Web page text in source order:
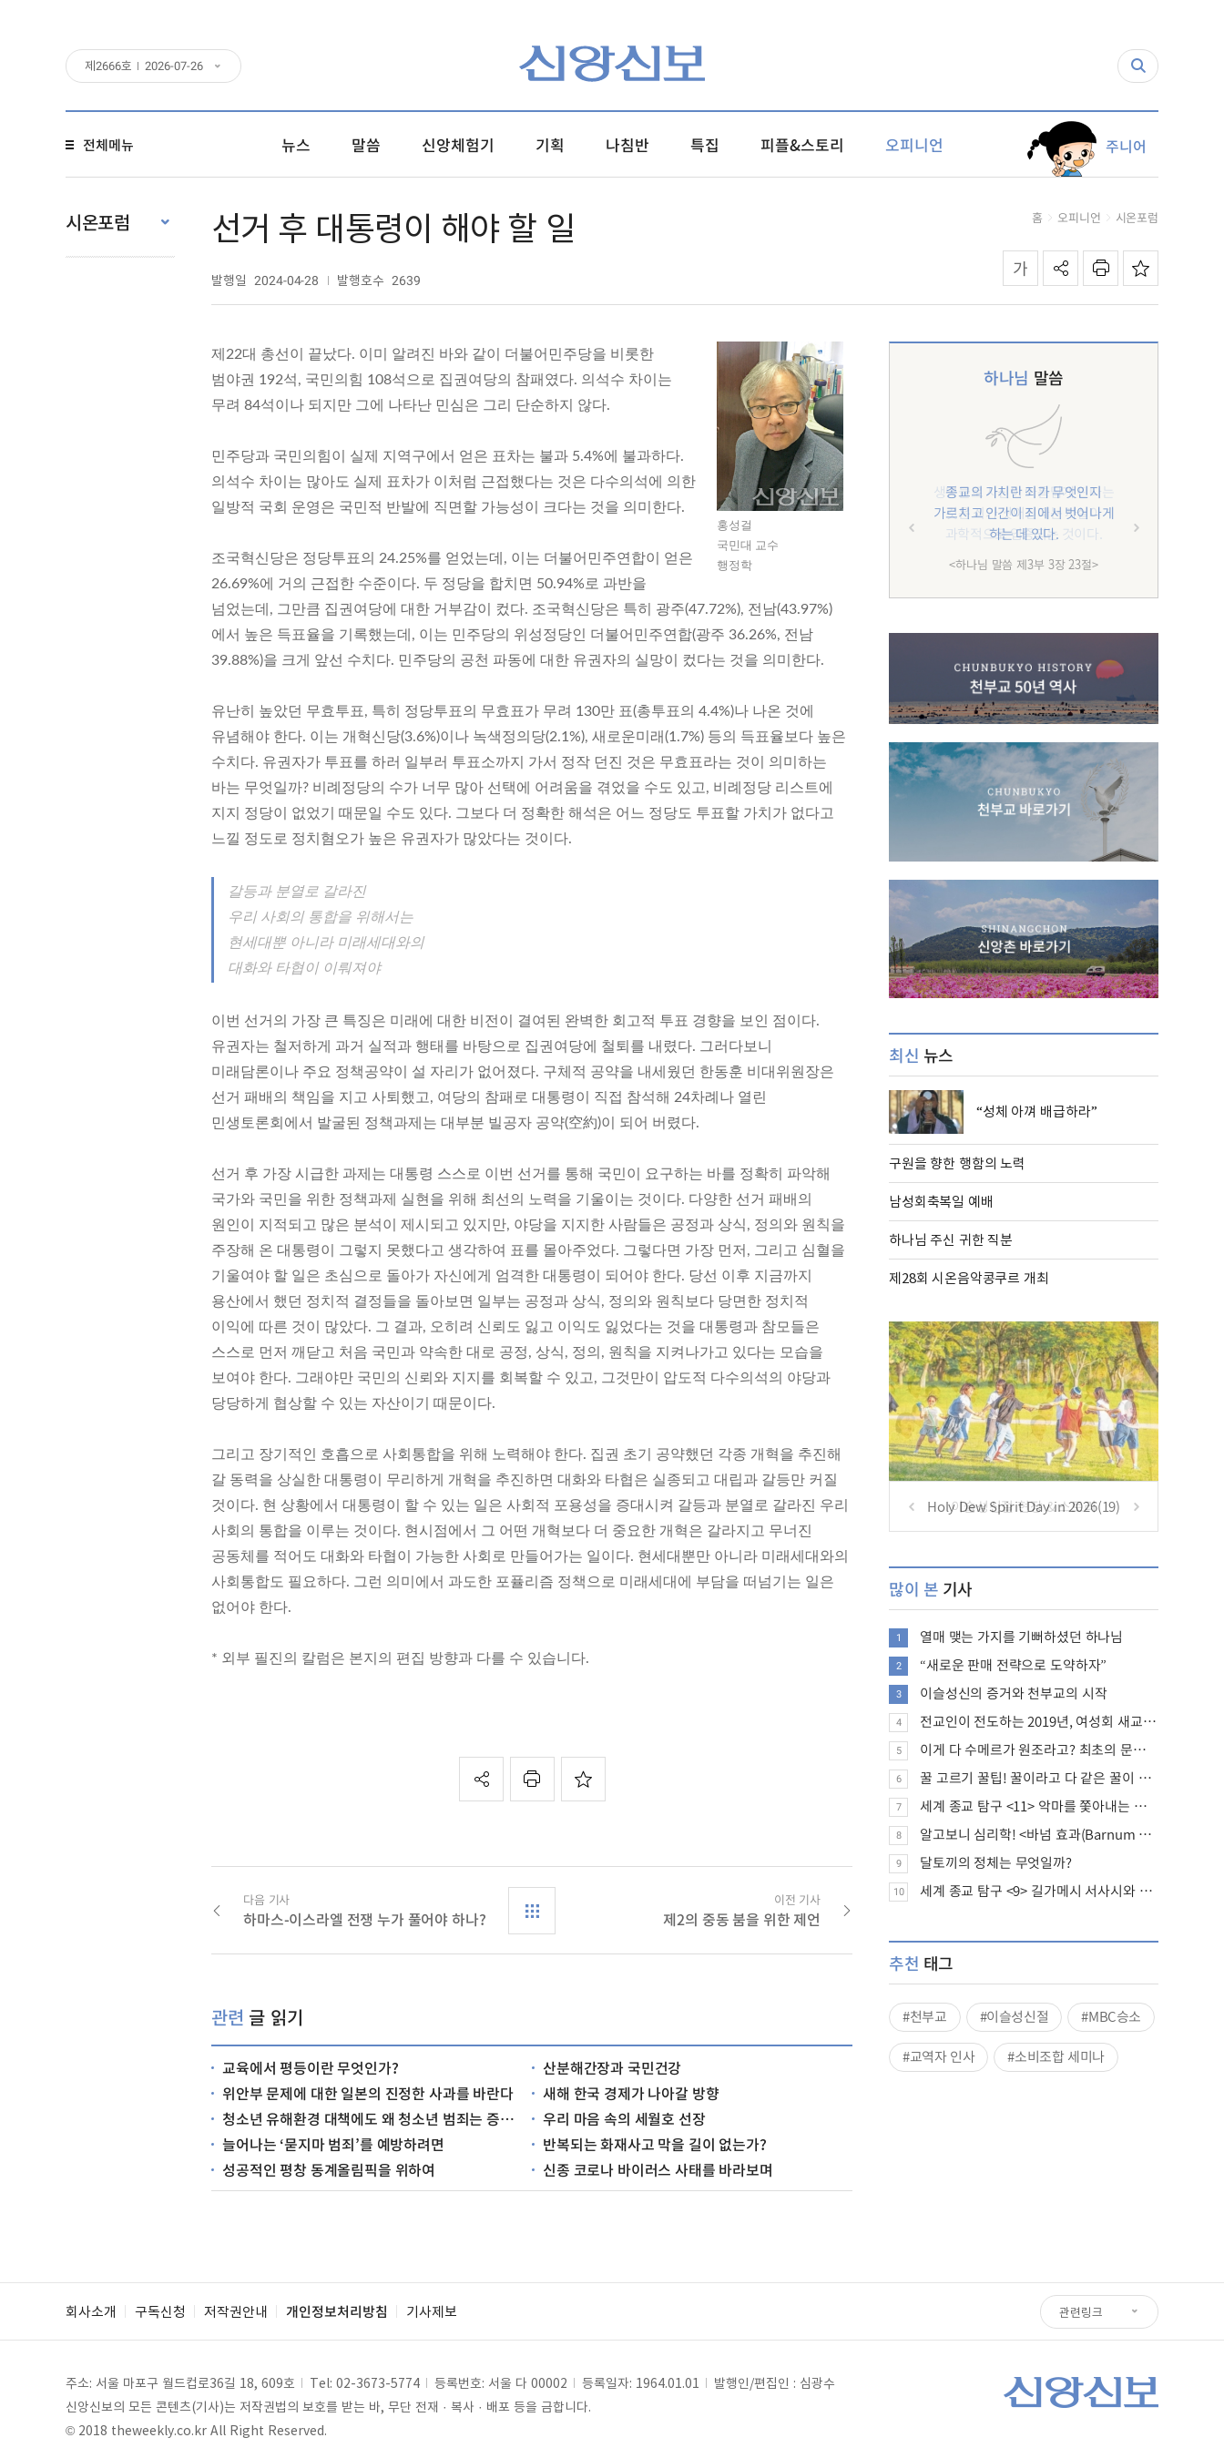
제 2666호 2026-07-26
전체메뉴 뉴스 말씀 신앙체험기 기획 나침반 특집 피플&스토리 오피니언 주니어
시온포럼 선거 후 대통령이 해야 할 일
발행일 2024-04-28 발행호수 2639
홈 오피니언 시온포럼
홍성걸
국민대 교수
행정학
제22대 총선이 끝났다. 이미 알려진 바와 같이 더불어민주당을 비롯한
범야권 192석, 국민의힘 108석으로 집권여당의 참패였다. 의석수 차이는
무려 84석이나 되지만 그에 나타난 민심은 그리 단순하지 않다.
민주당과 국민의힘이 실제 지역구에서 얻은 표차는 불과 5.4%에 불과하다.
의석수 차이는 많아도 실제 표차가 이처럼 근접했다는 것은 다수의석에 의한
일방적 국회 운영은 국민적 반발에 직면할 가능성이 크다는 것을 의미한다.
조국혁신당은 정당투표의 24.25%를 얻었는데, 이는 더불어민주연합이 얻은
26.69%에 거의 근접한 수준이다. 두 정당을 합치면 50.94%로 과반을
넘었는데, 그만큼 집권여당에 대한 거부감이 컸다. 조국혁신당은 특히 광주(47.72%), 전남(43.97%)
에서 높은 득표율을 기록했는데, 이는 민주당의 위성정당인 더불어민주연합(광주 36.26%, 전남
39.88%)을 크게 앞선 수치다. 민주당의 공천 파동에 대한 유권자의 실망이 컸다는 것을 의미한다.
유난히 높았던 무효투표, 특히 정당투표의 무효표가 무려 130만 표(총투표의 4.4%)나 나온 것에
유념해야 한다. 이는 개혁신당(3.6%)이나 녹색정의당(2.1%), 새로운미래(1.7%) 등의 득표율보다 높은
수치다. 유권자가 투표를 하러 일부러 투표소까지 가서 정작 던진 것은 무효표라는 것이 의미하는
바는 무엇일까? 비례정당의 수가 너무 많아 선택에 어려움을 겪었을 수도 있고, 비례정당 리스트에
지지 정당이 없었기 때문일 수도 있다. 그보다 더 정확한 해석은 어느 정당도 투표할 가치가 없다고
느낄 정도로 정치혐오가 높은 유권자가 많았다는 것이다.
갈등과 분열로 갈라진
우리 사회의 통합을 위해서는
현세대뿐 아니라 미래세대와의
대화와 타협이 이뤄져야
이번 선거의 가장 큰 특징은 미래에 대한 비전이 결여된 완벽한 회고적 투표 경향을 보인 점이다.
유권자는 철저하게 과거 실적과 행태를 바탕으로 집권여당에 철퇴를 내렸다. 그러다보니
미래담론이나 주요 정책공약이 설 자리가 없어졌다. 구체적 공약을 내세웠던 한동훈 비대위원장은
선거 패배의 책임을 지고 사퇴했고, 여당의 참패로 대통령이 직접 참석해 24차례나 열린
민생토론회에서 발굴된 정책과제는 대부분 빌공자 공약(空約)이 되어 버렸다.
선거 후 가장 시급한 과제는 대통령 스스로 이번 선거를 통해 국민이 요구하는 바를 정확히 파악해
국가와 국민을 위한 정책과제 실현을 위해 최선의 노력을 기울이는 것이다. 다양한 선거 패배의
원인이 지적되고 많은 분석이 제시되고 있지만, 야당을 지지한 사람들은 공정과 상식, 정의와 원칙을
주장해 온 대통령이 그렇지 못했다고 생각하여 표를 몰아주었다. 그렇다면 가장 먼저, 그리고 심혈을
기울여야 할 일은 초심으로 돌아가 자신에게 엄격한 대통령이 되어야 한다. 당선 이후 지금까지
용산에서 했던 정치적 결정들을 돌아보면 일부는 공정과 상식, 정의와 원칙보다 당면한 정치적
이익에 따른 것이 많았다. 그 결과, 오히려 신뢰도 잃고 이익도 잃었다는 것을 대통령과 참모들은
스스로 먼저 깨닫고 처음 국민과 약속한 대로 공정, 상식, 정의, 원칙을 지켜나가고 있다는 모습을
보여야 한다. 그래야만 국민의 신뢰와 지지를 회복할 수 있고, 그것만이 압도적 다수의석의 야당과
당당하게 협상할 수 있는 자산이기 때문이다.
그리고 장기적인 호흡으로 사회통합을 위해 노력해야 한다. 집권 초기 공약했던 각종 개혁을 추진해
갈 동력을 상실한 대통령이 무리하게 개혁을 추진하면 대화와 타협은 실종되고 대립과 갈등만 커질
것이다. 현 상황에서 대통령이 할 수 있는 일은 사회적 포용성을 증대시켜 갈등과 분열로 갈라진 우리
사회의 통합을 이루는 것이다. 현시점에서 그 어떤 개혁보다 더 중요한 개혁은 갈라지고 무너진
공동체를 적어도 대화와 타협이 가능한 사회로 만들어가는 일이다. 현세대뿐만 아니라 미래세대와의
사회통합도 필요하다. 그런 의미에서 과도한 포퓰리즘 정책으로 미래세대에 부담을 떠넘기는 일은
없어야 한다.
* 외부 필진의 칼럼은 본지의 편집 방향과 다를 수 있습니다.
다음 기사
하마스-이스라엘 전쟁 누가 풀어야 하나?
이전 기사
제2의 중동 붐을 위한 제언
관련 글 읽기
교육에서 평등이란 무엇인가?
산분해간장과 국민건강
위안부 문제에 대한 일본의 진정한 사과를 바란다
새해 한국 경제가 나아갈 방향
청소년 유해환경 대책에도 왜 청소년 범죄는 증가하나?
우리 마음 속의 세월호 선장
늘어나는 ‘묻지마 범죄’를 예방하려면
반복되는 화재사고 막을 길이 없는가?
성공적인 평창 동계올림픽을 위하여
신종 코로나 바이러스 사태를 바라보며
하나님 말씀
종교의 가치란 죄가 무엇인지
가르치고 인간이 죄에서 벗어나게
하는 데 있다.
<하나님 말씀 제3부 3장 23절>
최신 뉴스
“성체 아껴 배급하라”
구원을 향한 행함의 노력
남성회축복일 예배
하나님 주신 귀한 직분
제28회 시온음악콩쿠르 개최
Holy Dew Spirit Day in 2026(19)
많이 본 기사
1 열매 맺는 가지를 기뻐하셨던 하나님
2 “새로운 판매 전략으로 도약하자”
3 이슬성신의 증거와 천부교의 시작
4 전교인이 전도하는 2019년, 여성회 새교인 증가 추세
5 이게 다 수메르가 원조라고? 최초의 문명, 수메르는 어떤 문명이었을까?
6 꿀 고르기 꿀팁! 꿀이라고 다 같은 꿀이 아니다!
7 세계 종교 탐구 <11> 악마를 쫓아내는 의식의 뿌리에 대하여
8 알고보니 심리학! <바넘 효과(Barnum effect)>
9 달토끼의 정체는 무엇일까?
10 세계 종교 탐구 <9> 길가메시 서사시와 성경에 대하여
추천 태그
#천부교 #이슬성신절
#MBC승소
#교역자 인사
#소비조합 세미나
회사소개 구독신청 저작권안내 개인정보처리방침 기사제보 관련링크
주소: 서울 마포구 월드컵로36길 18, 609호 Tel: 02-3673-5774 등록번호: 서울 다 00002 등록일자: 1964.01.01
발행인/편집인 : 심광수
신앙신보의 모든 콘텐츠(기사)는 저작권법의 보호를 받는 바, 무단 전재 · 복사 · 배포 등을 금합니다.
© 2018 theweekly.co.kr All Right Reserved.